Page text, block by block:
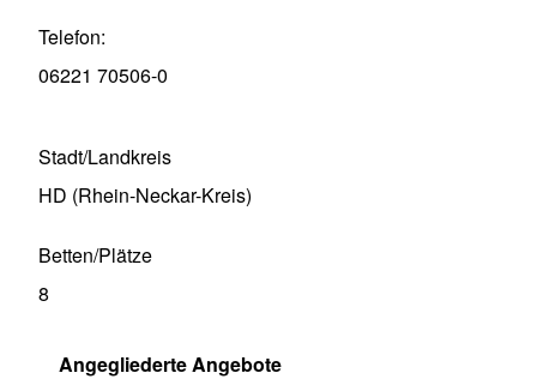
Telefon
06221 70506-0
Stadt/Landkreis
HD (Rhein-Neckar-Kreis)
Betten/Plätze
8
Angegliederte Angebote